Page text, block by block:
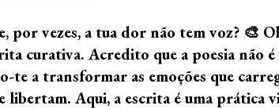
por vezes, a tua dor não tem voz? 🎨
curativa. Acredito que a poesia não é
a transformar as emoções que
libertam. Aqui, a escrita é uma prática